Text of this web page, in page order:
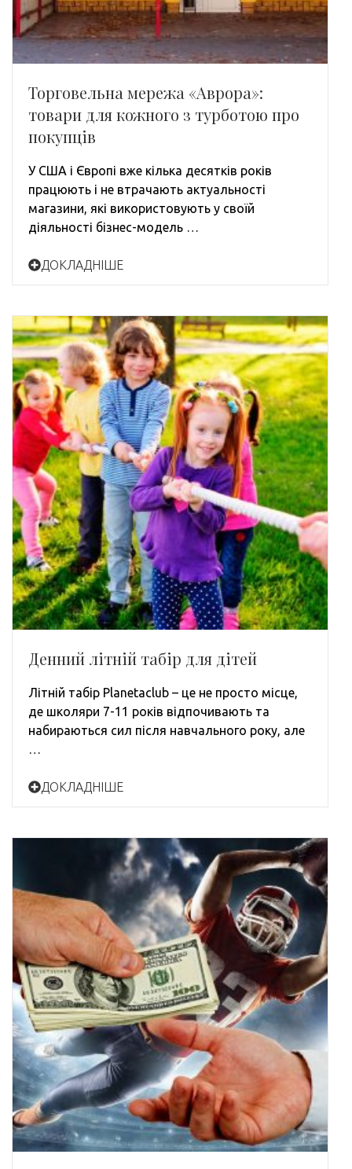
Торговельна мережа «Аврора»:
товари для кожного з турботою про
покупців
У США і Європі вже кілька десятків років
працюють і не втрачають актуальності
магазини, які використовують у своїй
діяльності бізнес-модель …
ДОКЛАДНІШЕ
Денний літній табір для дітей
Літній табір Planetaclub – це не просто місце,
де школяри 7-11 років відпочивають та
набираються сил після навчального року, але
…
ДОКЛАДНІШЕ